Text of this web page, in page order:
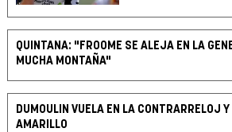
QUINTANA: "FROOME SE ALEJA EN LA
MUCHA MONTAÑA"
DUMOULIN VUELA EN LA CONTRARRELOJ
AMARILLO